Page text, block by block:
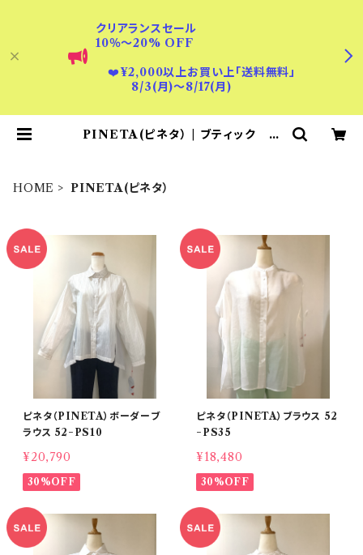
クリアランスセール
10％〜20% OFF
❤️¥2,000以上お買い上「送料無料」
8/3(月)〜8/17(月)
PINETA(ピネタ） | ブティック デ
HOME PINETA(ピネタ）
ピネタ（PINETA）ボーダーブ
ラウス 52−PS10
¥20,790
30%OFF
ピネタ（PINETA）ブラウス 52
−PS35
¥18,480
30%OFF